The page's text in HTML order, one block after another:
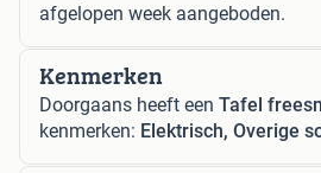
afgelopen week aangeboden.
Kenmerken
Doorgaans heeft een Tafel
kenmerken: Elektrisch, Overige